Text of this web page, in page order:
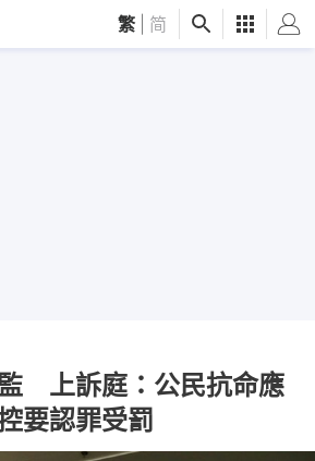
繁 简
上訴庭：公民抗命應
要認罪受罰